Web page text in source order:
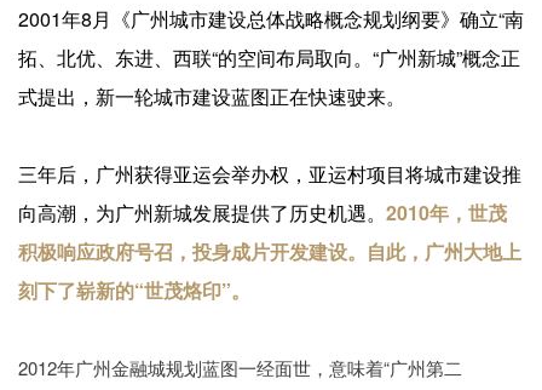
2001年8月《广州城市建设总体战略概念规划纲要》确立“南
拓、北优、东进、西联“的空间布局取向。“广州新城”概念正
式提出，新一轮城市建设蓝图正在快速驶来。
三年后，广州获得亚运会举办权，亚运村项目将城市建设推
向高潮，为广州新城发展提供了历史机遇。 2010年，世茂
积极响应政府号召，投身成片开发建设。自此，广州大地上
刻下了崭新的“世茂烙印”。
2012年广州金融城规划蓝图一经面世，意味着“广州第二